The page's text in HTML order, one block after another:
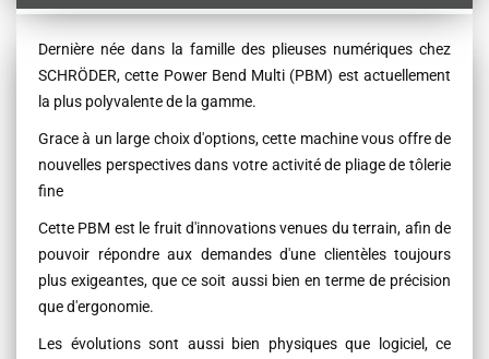
Contenu
Dernière née dans la famille des plieuses numériques chez
SCHRÖDER, cette Power Bend Multi (PBM) est actuellement
la plus polyvalente de la gamme.
Grace à un large choix d'options, cette machine vous offre de
nouvelles perspectives dans votre activité de pliage de tôlerie
fine
Cette PBM est le fruit d'innovations venues du terrain, afin de
pouvoir répondre aux demandes d'une clientèles toujours
plus exigeantes, que ce soit aussi bien en terme de précision
que d'ergonomie.
Les évolutions sont aussi bien physiques que logiciel, ce